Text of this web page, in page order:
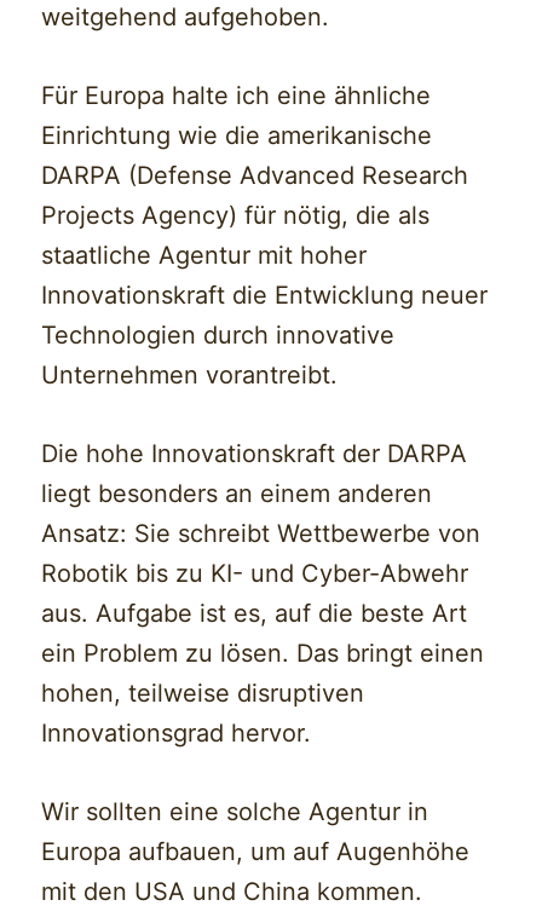
weitgehend aufgehoben.
Für Europa halte ich eine ähnliche
Einrichtung wie die amerikanische
DARPA (Defense Advanced Research
Projects Agency) für nötig, die als
staatliche Agentur mit hoher
Innovationskraft die Entwicklung neuer
Technologien durch innovative
Unternehmen vorantreibt.
Die hohe Innovationskraft der DARPA
liegt besonders an einem anderen
Ansatz: Sie schreibt Wettbewerbe von
Robotik bis zu KI- und Cyber-Abwehr
aus. Aufgabe ist es, auf die beste Art
ein Problem zu lösen. Das bringt einen
hohen, teilweise disruptiven
Innovationsgrad hervor.
Wir sollten eine solche Agentur in
Europa aufbauen, um auf Augenhöhe
mit den USA und China kommen.